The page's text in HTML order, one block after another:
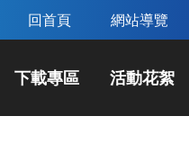
回首頁 網站導覽
下載專區 活動花絮